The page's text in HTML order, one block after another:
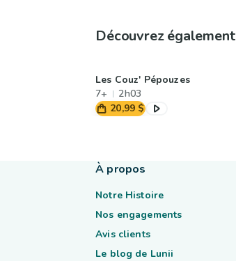
Découvrez également
Les Couz' Pépouzes
7+
2h03
20,99 $
À propos
Notre Histoire
Nos engagements
Avis clients
Le blog de Lunii